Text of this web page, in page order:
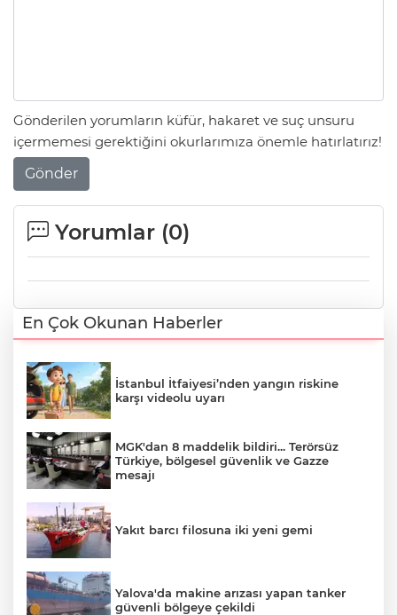
Gönderilen yorumların küfür, hakaret ve suç unsuru
içermemesi gerektiğini okurlarımıza önemle hatırlatırız!
Gönder
Yorumlar (0)
En Çok Okunan Haberler
İstanbul İtfaiyesi’nden yangın riskine
karşı videolu uyarı
MGK'dan 8 maddelik bildiri... Terörsüz
Türkiye, bölgesel güvenlik ve Gazze
mesajı
Yakıt barcı filosuna iki yeni gemi
Yalova'da makine arızası yapan tanker
güvenli bölgeye çekildi